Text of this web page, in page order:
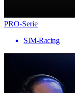
PRO-Serie
SIM-Racing